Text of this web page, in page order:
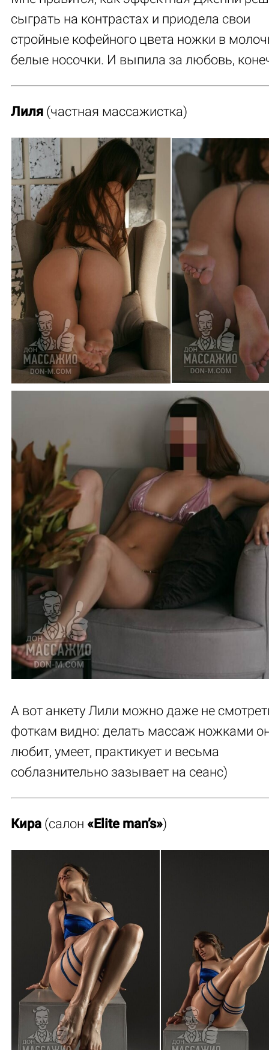
сыграть на контрастах и приодела свои
стройные кофейного цвета ножки в
белые носочки. И выпила за любовь,
Лиля (частная массажистка)
А вот анкету Лили можно даже не
фоткам видно: делать массаж ножками
любит, умеет, практикует и весьма
соблазнительно зазывает на сеанс)
Кира (салон «Elite man’s»)